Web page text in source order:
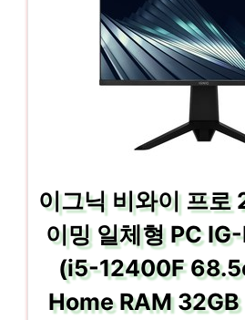
이그닉 비와이 프로
이밍 일체형 PC
(i5-12400F
Home RAM